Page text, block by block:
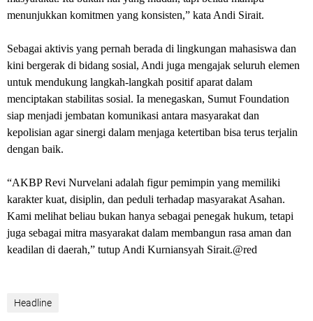
menunjukkan komitmen yang konsisten,” kata Andi Sirait.
Sebagai aktivis yang pernah berada di lingkungan mahasiswa dan
kini bergerak di bidang sosial, Andi juga mengajak seluruh elemen
untuk mendukung langkah-langkah positif aparat dalam
menciptakan stabilitas sosial. Ia menegaskan, Sumut Foundation
siap menjadi jembatan komunikasi antara masyarakat dan
kepolisian agar sinergi dalam menjaga ketertiban bisa terus terjalin
dengan baik.
“AKBP Revi Nurvelani adalah figur pemimpin yang memiliki
karakter kuat, disiplin, dan peduli terhadap masyarakat Asahan.
Kami melihat beliau bukan hanya sebagai penegak hukum, tetapi
juga sebagai mitra masyarakat dalam membangun rasa aman dan
keadilan di daerah,” tutup Andi Kurniansyah Sirait.@red
Headline